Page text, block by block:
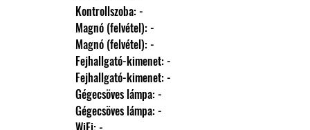
                Kontrollszoba: -
                Magnó (felvétel): -
                Magnó (felvétel): -
                Fejhallgató-kimenet: -
                Fejhallgató-kimenet: -
                Gégecsöves lámpa: -
                Gégecsöves lámpa: -